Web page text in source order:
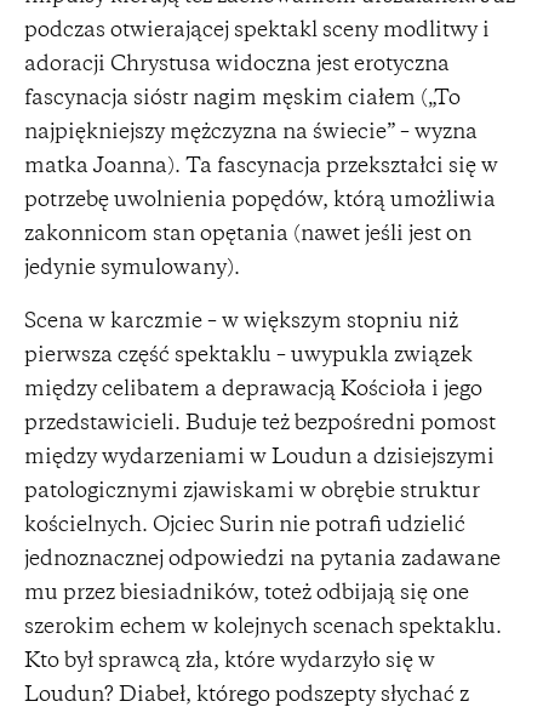
podczas otwierającej spektakl sceny modlitwy i
adoracji Chrystusa widoczna jest erotyczna
fascynacja sióstr nagim męskim ciałem („To
najpiękniejszy mężczyzna na świecie” – wyzna
matka Joanna). Ta fascynacja przekształci się w
potrzebę uwolnienia popędów, którą umożliwia
zakonnicom stan opętania (nawet jeśli jest on
jedynie symulowany).
Scena w karczmie – w większym stopniu niż
pierwsza część spektaklu – uwypukla związek
między celibatem a deprawacją Kościoła i jego
przedstawicieli. Buduje też bezpośredni pomost
między wydarzeniami w Loudun a dzisiejszymi
patologicznymi zjawiskami w obrębie struktur
kościelnych. Ojciec Surin nie potrafi udzielić
jednoznacznej odpowiedzi na pytania zadawane
mu przez biesiadników, toteż odbijają się one
szerokim echem w kolejnych scenach spektaklu.
Kto był sprawcą zła, które wydarzyło się w
Loudun? Diabeł, którego podszepty słychać z